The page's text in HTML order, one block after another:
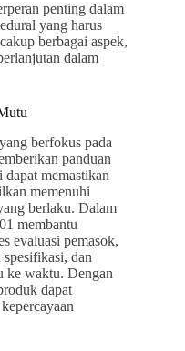
penting dalam
yang harus
berbagai aspek,
dalam
berfokus pada
panduan
dapat memastikan
memenuhi
berlaku. Dalam
membantu
evaluasi pemasok,
spesifikasi, dan
ke waktu. Dengan
dapat